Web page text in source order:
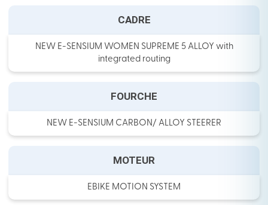
CADRE
NEW E-SENSIUM WOMEN SUPREME 5 ALLOY with
integrated routing
FOURCHE
NEW E-SENSIUM CARBON/ ALLOY STEERER
MOTEUR
EBIKE MOTION SYSTEM